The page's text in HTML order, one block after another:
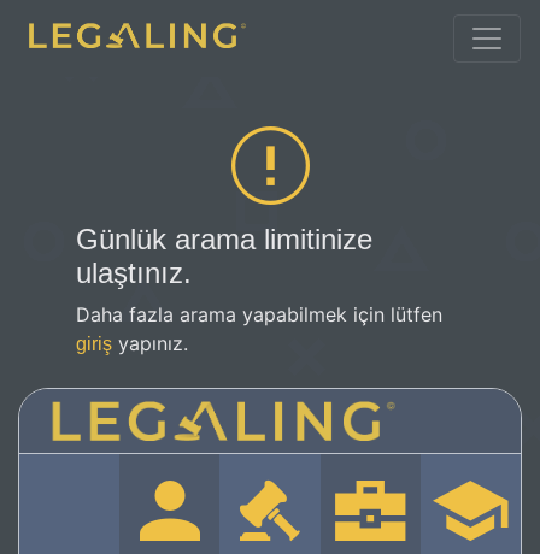
Günlük arama limitinize
ulaştınız.
Daha fazla arama yapabilmek için lütfen
giriş yapınız.